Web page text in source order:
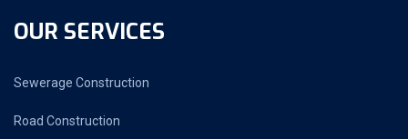
OUR SERVICES
Sewerage Construction
Road Construction